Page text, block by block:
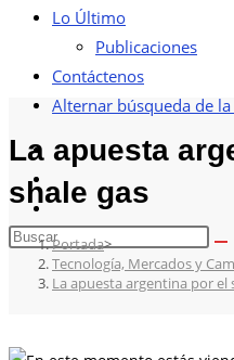
Lo Último
Publicaciones
Contáctenos
Alternar búsqueda de
La apuesta
shale gas
Portada>
Tecnología, Mercados y
La apuesta argentina por el